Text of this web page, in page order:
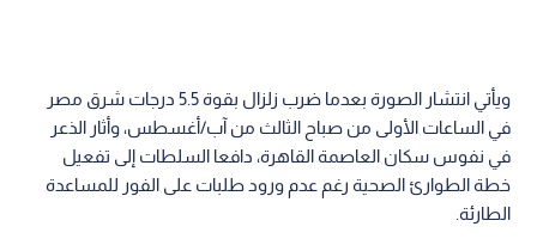
ويأتي انتشار الصورة بعدما ضرب زلزال بقوة 5.5 درجات شرق مصر
في الساعات الأولى من صباح الثالث من آب/أغسطس، وأثار الذعر
في نفوس سكان العاصمة القاهرة، دافعا السلطات إلى تفعيل
خطة الطوارئ الصحية رغم عدم ورود طلبات على الفور للمساعدة
الطارئة.